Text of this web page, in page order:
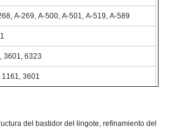
A-269, A-500, A-501, A-519, A-589
3601, 6323
1161, 3601
del bastidor del lingote, refinamiento del